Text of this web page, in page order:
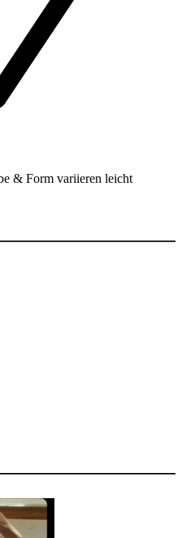
& Form variieren leicht